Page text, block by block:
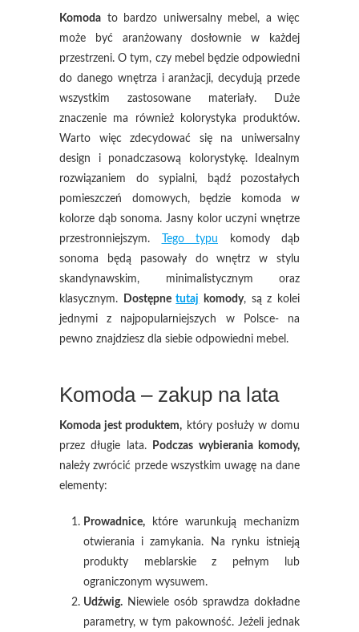
Komoda to bardzo uniwersalny mebel, a więc
może być aranżowany dosłownie w każdej
przestrzeni. O tym, czy mebel będzie odpowiedni
do danego wnętrza i aranżacji, decydują przede
wszystkim zastosowane materiały. Duże
znaczenie ma również kolorystyka produktów.
Warto więc zdecydować się na uniwersalny
design i ponadczasową kolorystykę. Idealnym
rozwiązaniem do sypialni, bądź pozostałych
pomieszczeń domowych, będzie komoda w
kolorze dąb sonoma. Jasny kolor uczyni wnętrze
przestronniejszym.
Tego typu komody dąb
sonoma będą pasowały do wnętrz w stylu
skandynawskim, minimalistycznym oraz
klasycznym.
Dostępnetutaj komody, są z kolei
jednymi z najpopularniejszych w Polsce- na
pewno znajdziesz dla siebie odpowiedni mebel.
Komoda – zakup na lata
Komoda jest produktem, który posłuży w domu
przez długie lata.
Podczas wybierania komody,
należy zwrócić przede wszystkim uwagę na dane
elementy:
Prowadnice, które warunkują mechanizm
otwierania i zamykania. Na rynku istnieją
produkty meblarskie z pełnym lub
ograniczonym wysuwem.
Udźwig. Niewiele osób sprawdza dokładne
parametry, w tym pakowność. Jeżeli jednak